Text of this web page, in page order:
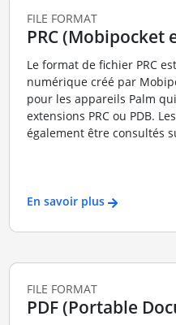
FILE FORMAT
PRC (Mobipocket
Le format de fichier PRC
numérique créé par
pour les appareils Palm
extensions PRC ou PDB.
également être consultés
En savoir plus
FILE FORMAT
PDF (Portable